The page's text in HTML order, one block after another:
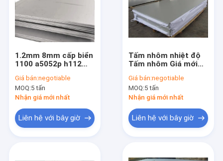
1.2mm 8mm cấp biển
1100 a5052p h112
t6 nhà cung cấp tấm
nhôm hợp kim giá
mỗi kg
Giá bán:negotiable
MOQ:5 tấn
Nhận giá mới nhất
Liên hệ với bây giờ
Tấm nhôm nhiệt độ
Tấm nhôm Giá mới
chỉnh Chất lượng cao
Tấm phẳng kim loại
Trump-Tấm nhôm là
Giá bán:negotiable
MOQ:5 tấn
Nhận giá mới nhất
Liên hệ với bây giờ